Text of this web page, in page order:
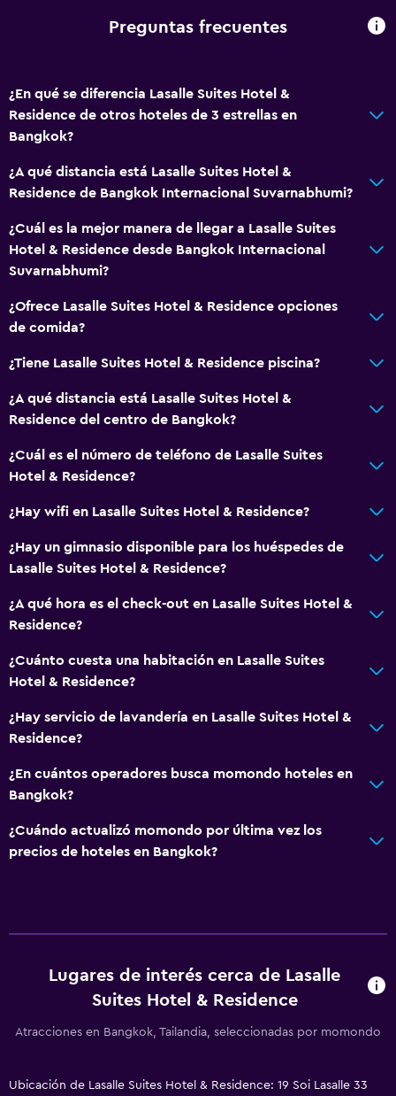
Servicio de conserjería
Instalaciones para reuniones
Mostrador de información turística
Check-out exprés
Recepción 24 horas
Salas de conferencia
Caja fuerte
Botella de agua
Cocina
Cocineta
Microondas
Cocina
Tetera/cafetera
Tetera
Nevera
Cafetera
Comedor
Baño
Secador de pelo
Baño privado
Ducha
Gorro de baño
Papel higiénico
Almuerzos para llevar
Preguntas frecuentes
¿En qué se diferencia Lasalle Suites Hotel &
Residence de otros hoteles de 3 estrellas en
Bangkok?
¿A qué distancia está Lasalle Suites Hotel &
Residence de Bangkok Internacional Suvarnabhumi?
¿Cuál es la mejor manera de llegar a Lasalle Suites
Hotel & Residence desde Bangkok Internacional
Suvarnabhumi?
¿Ofrece Lasalle Suites Hotel & Residence opciones
de comida?
¿Tiene Lasalle Suites Hotel & Residence piscina?
¿A qué distancia está Lasalle Suites Hotel &
Residence del centro de Bangkok?
¿Cuál es el número de teléfono de Lasalle Suites
Hotel & Residence?
¿Hay wifi en Lasalle Suites Hotel & Residence?
¿Hay un gimnasio disponible para los huéspedes de
Lasalle Suites Hotel & Residence?
¿A qué hora es el check-out en Lasalle Suites Hotel &
Residence?
¿Cuánto cuesta una habitación en Lasalle Suites
Hotel & Residence?
¿Hay servicio de lavandería en Lasalle Suites Hotel &
Residence?
¿En cuántos operadores busca momondo hoteles en
Bangkok?
¿Cuándo actualizó momondo por última vez los
precios de hoteles en Bangkok?
Lugares de interés cerca de Lasalle
Suites Hotel & Residence
Atracciones en Bangkok, Tailandia, seleccionadas por momondo
Ubicación de Lasalle Suites Hotel & Residence: 19 Soi Lasalle 33